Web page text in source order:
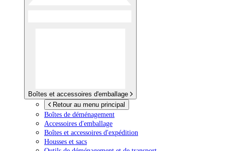
Boîtes et accessoires d'emballage
Retour au menu principal
Boîtes de déménagement
Accessoires d'emballage
Boîtes et accessoires d'expédition
Housses et sacs